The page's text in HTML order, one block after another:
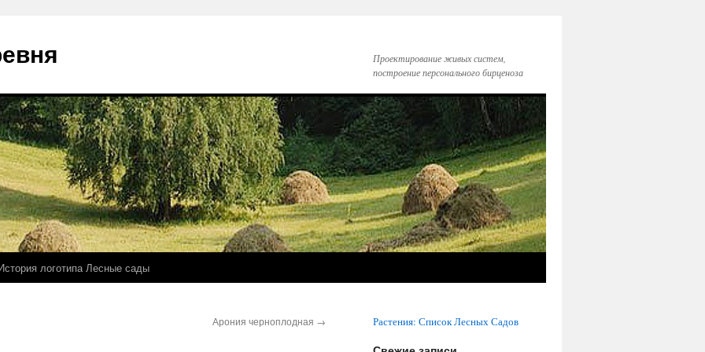
Проектирование живых систем,
построение персонального бирценоза
логотипа Лесные сады
Арония черноплодная → Растения: Список Лесных Садов